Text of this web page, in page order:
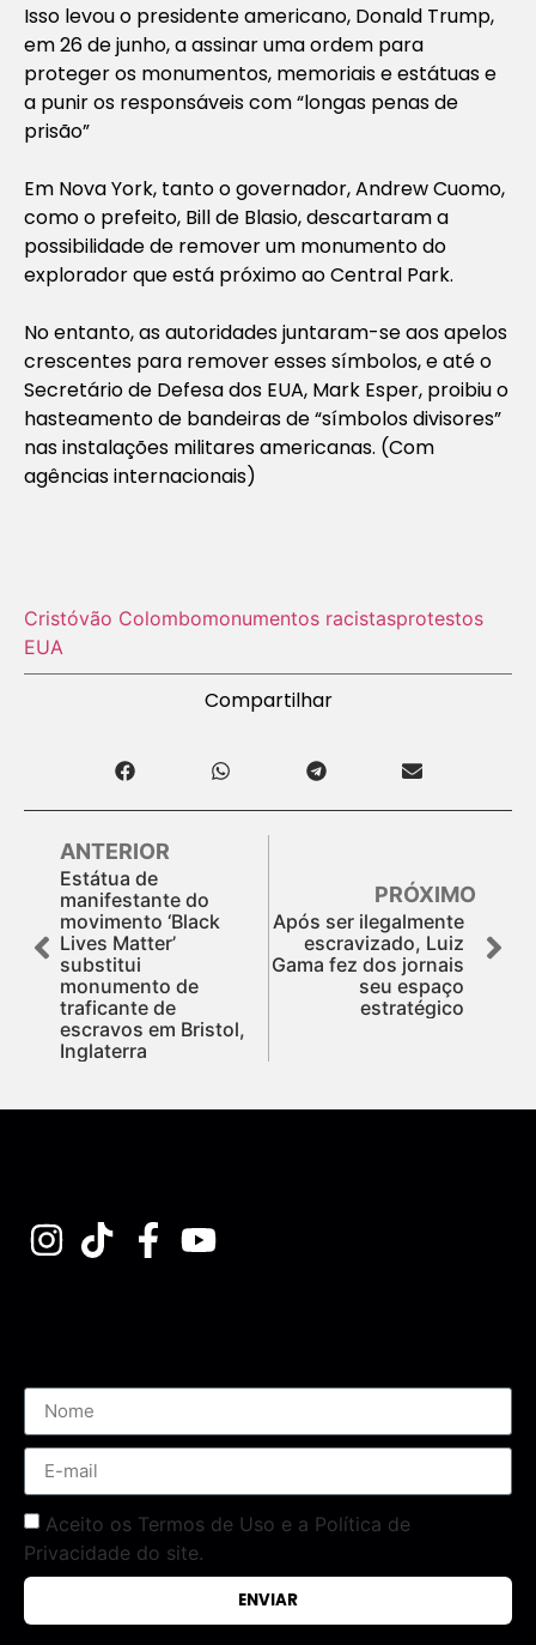
Isso levou o presidente americano, Donald Trump,
em 26 de junho, a assinar uma ordem para
proteger os monumentos, memoriais e estátuas e
a punir os responsáveis com “longas penas de
prisão”
Em Nova York, tanto o governador, Andrew Cuomo,
como o prefeito, Bill de Blasio, descartaram a
possibilidade de remover um monumento do
explorador que está próximo ao Central Park.
No entanto, as autoridades juntaram-se aos apelos
crescentes para remover esses símbolos, e até o
Secretário de Defesa dos EUA, Mark Esper, proibiu o
hasteamento de bandeiras de “símbolos divisores”
nas instalações militares americanas. (Com
agências internacionais)
Cristóvão Colombomonumentos racistasprotestos
EUA
Compartilhar
ANTERIOR
Estátua de
manifestante do
movimento ‘Black
Lives Matter’
substitui
monumento de
traficante de
escravos em Bristol,
Inglaterra
PRÓXIMO
Após ser ilegalmente
escravizado, Luiz
Gama fez dos jornais
seu espaço
estratégico
Aceito os Termos de Uso e a Política de
Privacidade do site.
ENVIAR